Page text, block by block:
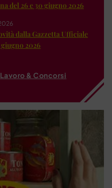
del 26 e 30 giugno 2026
dalla Gazzetta Ufficiale
2026
& Concorsi